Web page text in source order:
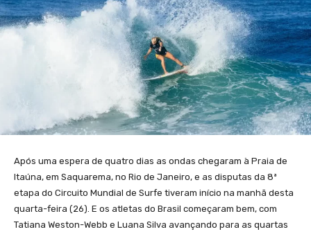
Após uma espera de quatro dias as ondas chegaram à Praia de
Itaúna, em Saquarema, no Rio de Janeiro, e as disputas da 8ª
etapa do Circuito Mundial de Surfe tiveram início na manhã desta
quarta-feira (26). E os atletas do Brasil começaram bem, com
Tatiana Weston-Webb e Luana Silva avançando para as quartas